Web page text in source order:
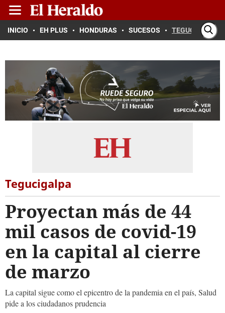
INICIO EH PLUS HONDURAS SUCESOS TEGUCIGALPA
Tegucigalpa
Proyectan más de 44
mil casos de covid-19
en la capital al cierre
de marzo
La capital sigue como el epicentro de la pandemia en el país, Salud
pide a los ciudadanos prudencia